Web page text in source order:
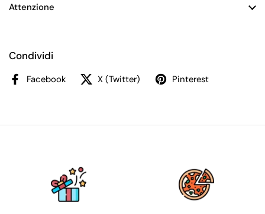
Attenzione
Condividi
Facebook X (Twitter) Pinterest